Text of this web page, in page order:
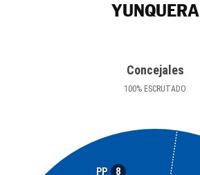
YUNQUERA
Concejales
100% ESCRUTADO
PP 8